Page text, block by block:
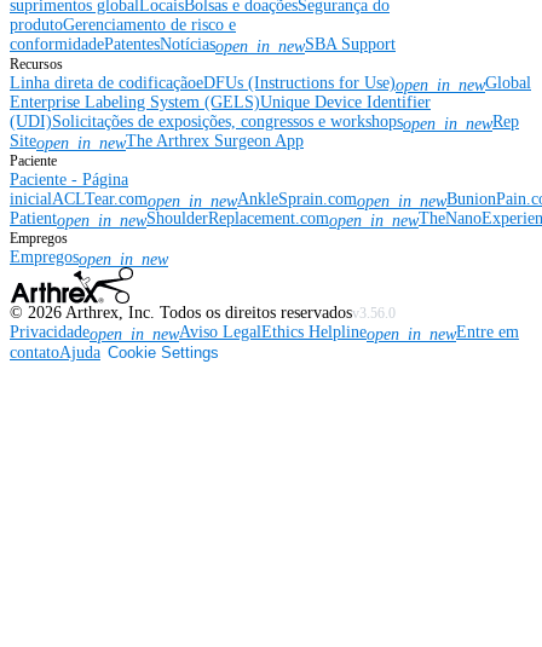
suprimentos globalLocaisBolsas e doaçõesSegurança do
produtoGerenciamento de risco e
conformidadePatentesNotíciasopen_in_newSBA Support
Recursos
Linha direta de codificaçãoeDFUs (Instructions for Use)open_in_newGlobal
Enterprise Labeling System (GELS)Unique Device Identifier
(UDI)Solicitações de exposições, congressos e workshopsopen_in_newRep
Siteopen_in_newThe Arthrex Surgeon App
Paciente
Paciente - Página
inicialACLTear.comopen_in_newAnkleSprain.comopen_in_new
Patientopen_in_newShoulderReplacement.comopen_in_new
Empregos
Empregosopen_in_new
© 2026 Arthrex, Inc. Todos os direitos reservadosv3.56.0
Privacidadeopen_in_newAviso LegalEthics Helplineopen_in_newEntre em
contatoAjuda Cookie Settings